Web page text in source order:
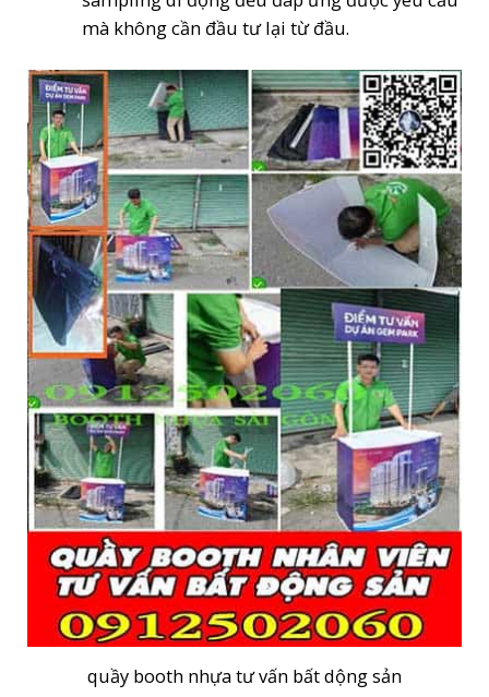
mà không cần đầu tư lại từ đầu.
quầy booth nhựa tư vấn bất dộng sản